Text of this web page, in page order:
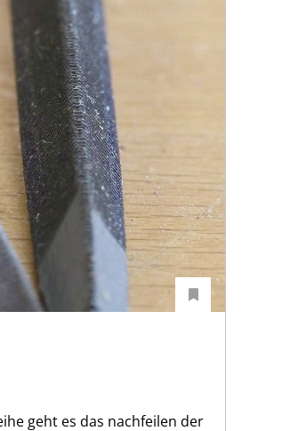
geht es das nachfeilen der